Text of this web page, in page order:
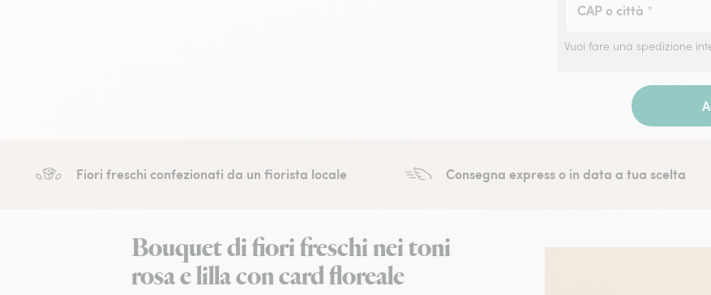
CAP o città *
Vuoi fare una spedizione
Fiori freschi confezionati da un fiorista locale Consegna express o in data a tua scelta
Bouquet di fiori freschi nei toni
rosa e lilla con card floreale